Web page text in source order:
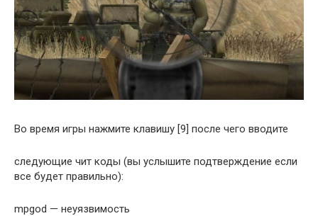
Во время игры нажмите клавишу [9] после чего вводите
следующие чит коды (вы услышите подтверждение если
все будет правильно):
mpgod — неуязвимость